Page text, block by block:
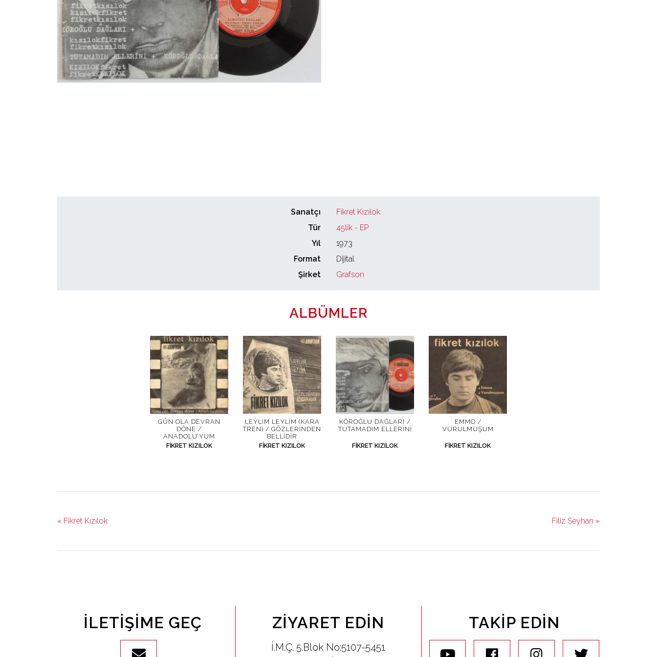
Sanatçı
Fikret Kızılok
Tür
45lik - EP
Yıl
1973
Format
Dijital
Şirket
Grafson
ALBÜMLER
GÜN OLA DEVRAN
DÖNE /
ANADOLU’YUM
FIKRET KIZILOK
LEYLIM LEYLIM (KARA
TREN) / GÖZLERINDEN
BELLIDIR
FIKRET KIZILOK
KÖROĞLU DAĞLARI /
TUTAMADIM ELLERINI
FIKRET KIZILOK
EMMO /
VURULMUŞUM
FIKRET KIZILOK
« Fikret Kızılok Filiz Seyhan »
İLETIŞIME GEÇ ZIYARET EDIN
İ.M.Ç. 5.Blok No:5107-5451
TAKIP EDIN
youtube facebook instagram